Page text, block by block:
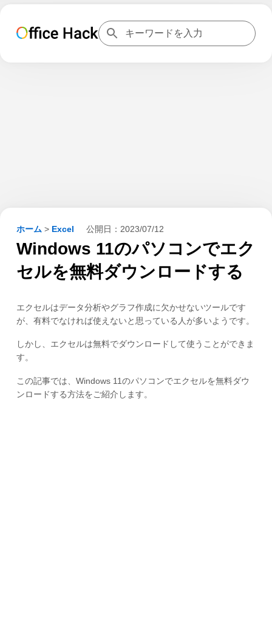
ホーム > Excel 公開日： 2023/07/12
Windows 11のパソコンでエク
セルを無料ダウンロードする
エクセルはデータ分析やグラフ作成に欠かせないツールです
が、有料でなければ使えないと思っている人が多いようです。
しかし、エクセルは無料でダウンロードして使うことができま
す。
この記事では、Windows 11のパソコンでエクセルを無料ダウ
ンロードする方法をご紹介します。